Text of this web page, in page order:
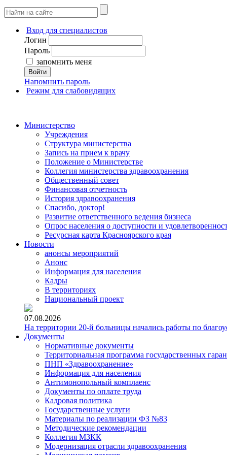
Вход для специалистов
Логин
Пароль
запомнить меня
Войти
Напомнить пароль
Режим для слабовидящих
Министерство
Учреждения
Структура министерства
Запись на прием к врачу
Положение о Министерстве
Коллегия министерства здравоохранения
Общественный совет
Финансовая отчетность
История здравоохранения
Спасибо, доктор!
Развитие ответственного ведения бизнеса
Опрос населения о доступности и
Ресурсная карта Красноярского края
Новости
анонсы мероприятий
Анонс
Информация для населения
Кадры
В территориях
Национальный проект
07.08.2026
На территории 20-й больницы начались работы по
Документы
Нормативные документы
Территориальная программа государственных
ПНП «Здравоохранение»
Информация для населения
Антимонопольный комплаенс
Документы по оплате труда
Кадровая политика
Государственные услуги
Материалы по реализации ФЗ №83
Методические рекомендации
Коллегия МЗКК
Модернизация отрасли здравоохранения